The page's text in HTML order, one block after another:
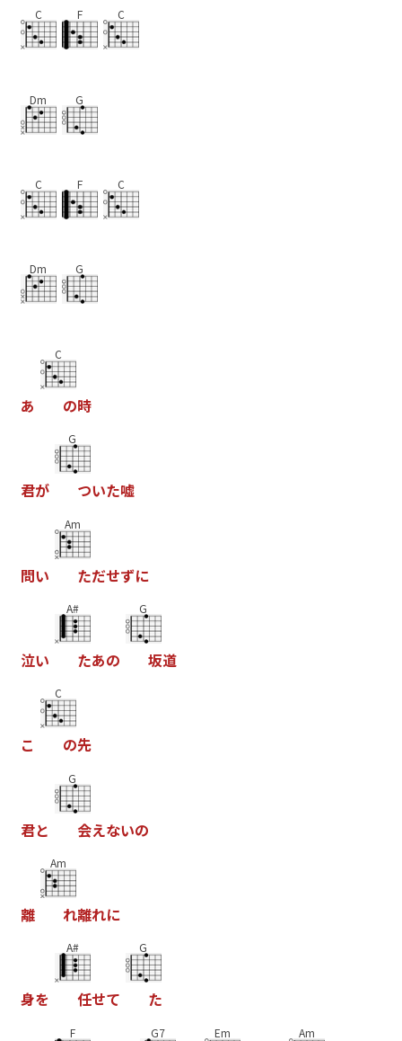
C F C
Dm G
C F C
Dm G
あ
C
の時
君が
G
ついた嘘
問い
Am
ただせずに
泣い
A#
たあの
G
坂道
こ
C
の先
君と
G
会えないの
離
Am
れ離れに
身を
A#
任せて
G
た
F G7 Em Am